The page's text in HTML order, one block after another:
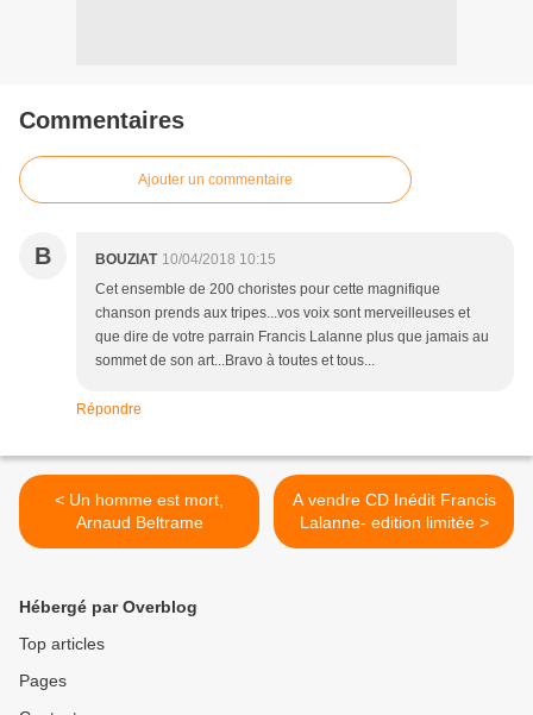
Commentaires
Ajouter un commentaire
B BOUZIAT 10/04/2018 10:15
Cet ensemble de 200 choristes pour cette magnifique
chanson prends aux tripes...vos voix sont merveilleuses et
que dire de votre parrain Francis Lalanne plus que jamais au
sommet de son art...Bravo à toutes et tous...
Répondre
< Un homme est mort,
Arnaud Beltrame
A vendre CD Inédit Francis
Lalanne- edition limitée >
Hébergé par Overblog
Top articles
Pages